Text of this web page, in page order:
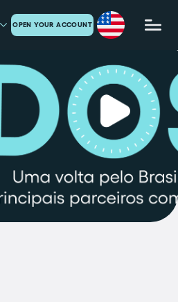
OPEN YOUR ACCOUNT